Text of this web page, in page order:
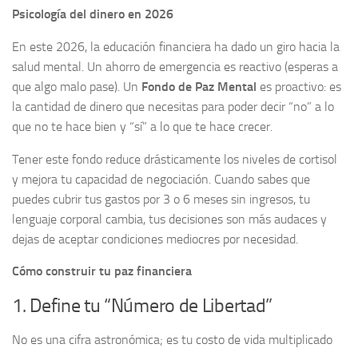
Psicología del dinero en 2026
En este 2026, la educación financiera ha dado un giro hacia la
salud mental. Un ahorro de emergencia es reactivo (esperas a
que algo malo pase). Un Fondo de Paz Mental es proactivo: es
la cantidad de dinero que necesitas para poder decir “no” a lo
que no te hace bien y “sí” a lo que te hace crecer.
Tener este fondo reduce drásticamente los niveles de cortisol
y mejora tu capacidad de negociación. Cuando sabes que
puedes cubrir tus gastos por 3 o 6 meses sin ingresos, tu
lenguaje corporal cambia, tus decisiones son más audaces y
dejas de aceptar condiciones mediocres por necesidad.
Cómo construir tu paz financiera
1. Define tu “Número de Libertad”
No es una cifra astronómica; es tu costo de vida multiplicado